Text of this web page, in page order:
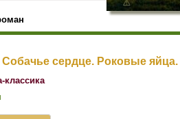
сердце. Роковые яйца.
классика